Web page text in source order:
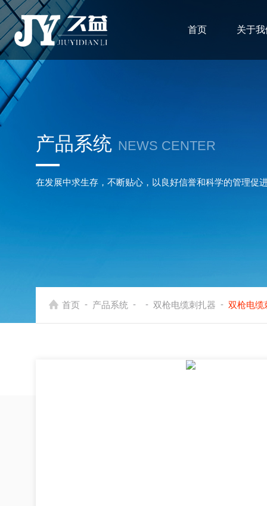
首页 关于我
产品系统 NEWS CENTER
在发展中求生存，不断贴心，以良好信誉和科学的管理促
首页 - 产品系统 - - 双枪电缆刺扎器 - 双枪电缆